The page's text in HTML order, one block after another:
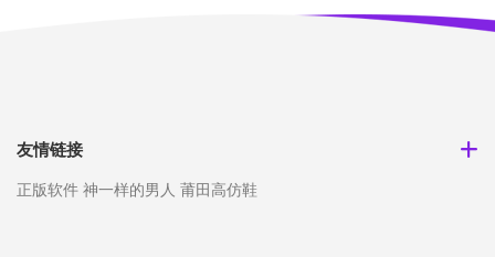
友情链接
正版软件 神一样的男人 莆田高仿鞋